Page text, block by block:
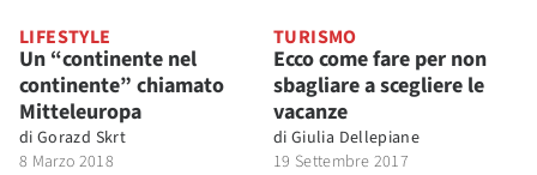
LIFESTYLE
Un “continente nel
continente” chiamato
Mitteleuropa
di Gorazd Skrt
8 Marzo 2018
TURISMO
Ecco come fare per non
sbagliare a scegliere le
vacanze
di Giulia Dellepiane
19 Settembre 2017